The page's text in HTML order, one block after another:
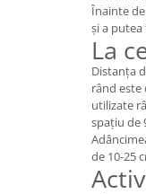
Înainte
și a
La
Distanța
rând este
utilizate
spațiu de
de 10-25